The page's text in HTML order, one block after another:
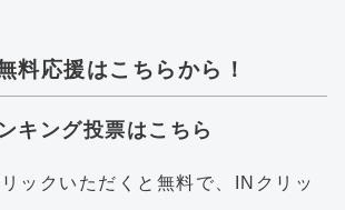
料応援はこちらから！
キング投票はこちら
ックいただくと無料で、INクリッ